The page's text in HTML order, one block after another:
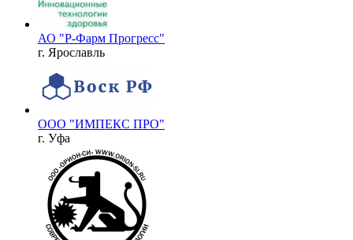
АО "Р-Фарм Прогресс"
г. Ярославль
ООО "ИМПЕКС ПРО"
г. Уфа